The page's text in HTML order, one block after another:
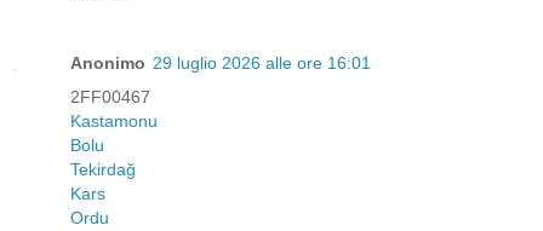
Anonimo 29 luglio 2026 alle ore 16:01
2FF00467
Kastamonu
Bolu
Tekirdağ
Kars
Ordu